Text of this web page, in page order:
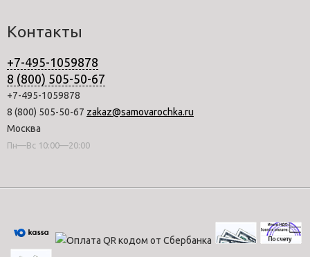
Контакты
+7-495-1059878
8 (800) 505-50-67
+7-495-1059878
8 (800) 505-50-67 zakaz@samovarochka.ru
Москва
Пн—Вс 10:00—20:00